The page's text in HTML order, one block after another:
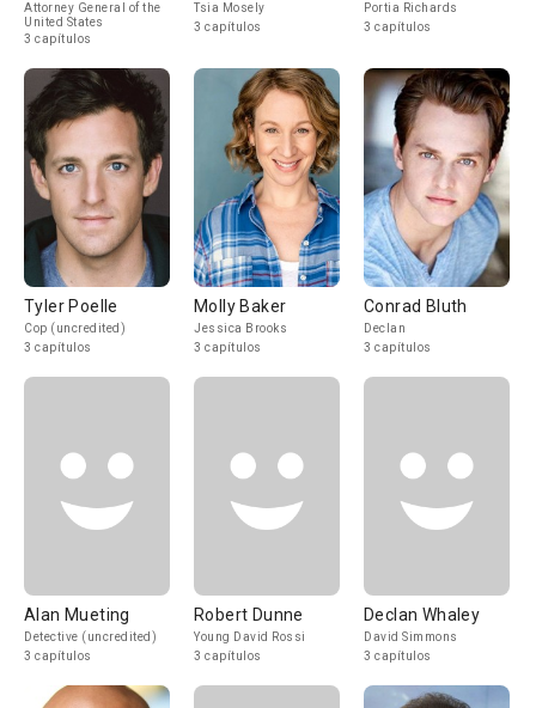
Attorney General of the
United States
3 capítulos
Tsia Mosely
3 capítulos
Portia Richards
3 capítulos
Tyler Poelle
Cop (uncredited)
3 capítulos
Molly Baker
Jessica Brooks
3 capítulos
Conrad Bluth
Declan
3 capítulos
Alan Mueting
Detective (uncredited)
3 capítulos
Robert Dunne
Young David Rossi
3 capítulos
Declan Whaley
David Simmons
3 capítulos